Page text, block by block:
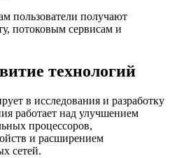
пользователи получают
потоковым сервисам и
технологий
в исследования и разработку
работает над улучшением
процессоров,
и расширением
сетей.